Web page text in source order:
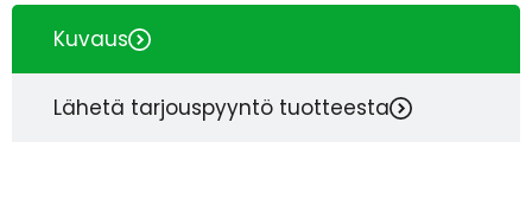
Kuvaus
Lähetä tarjouspyyntö tuotteesta